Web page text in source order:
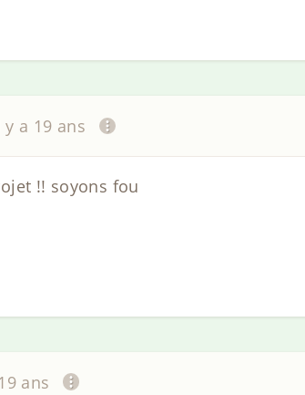
y a 19 ans
!! soyons fou
ans